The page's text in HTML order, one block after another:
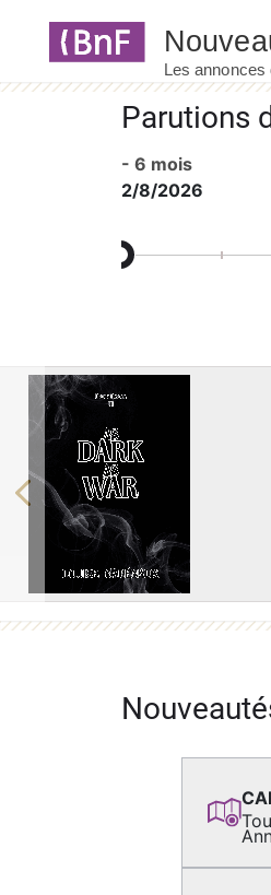
Parutions
- 6 mois
2/8/2026
Previous